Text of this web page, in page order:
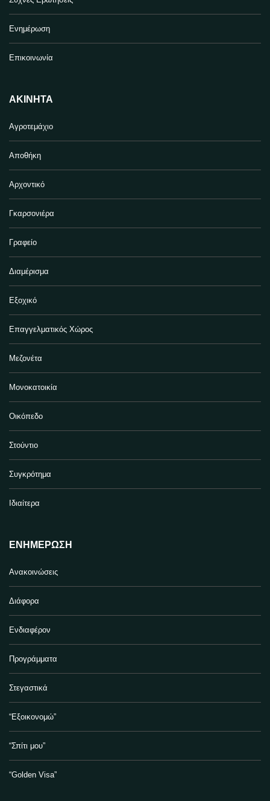
Ενημέρωση
Επικοινωνία
ΑΚΊΝΗΤΑ
Αγροτεμάχιο
Αποθήκη
Αρχοντικό
Γκαρσονιέρα
Γραφείο
Διαμέρισμα
Εξοχικό
Επαγγελματικός Χώρος
Μεζονέτα
Μονοκατοικία
Οικόπεδο
Στούντιο
Συγκρότημα
Ιδιαίτερα
ΕΝΗΜΈΡΩΣΗ
Ανακοινώσεις
Διάφορα
Ενδιαφέρον
Προγράμματα
Στεγαστικά
“Εξοικονομώ”
“Σπίτι μου”
“Golden Visa”